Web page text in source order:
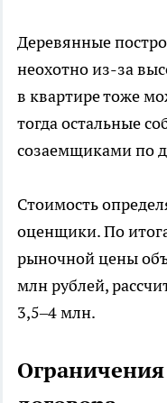
Деревянные
неохотно из-за
в квартире тоже
тогда остальные
созаемщиками по
Стоимость
оценщики. По
рыночной цены
млн рублей,
3,5–4 млн.